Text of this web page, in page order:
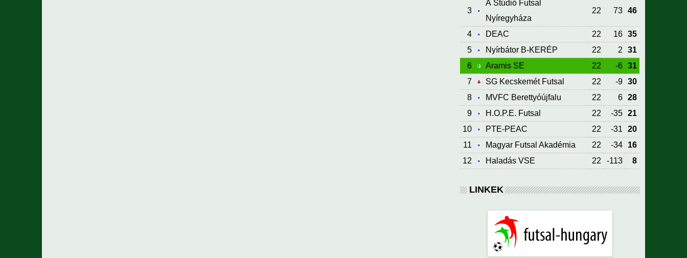
3
Á Stúdió Futsal
Nyíregyháza
22 73 46
4 DEAC 22 16
35
5
Nyírbátor B-KERÉP 22 2
31
6
Aramis SE 22 -6
31
7
SG Kecskemét Futsal 22 -9
30
8
MVFC Berettyóújfalu 22 6
28
9
H.O.P.E. Futsal 22 -35
21
10
PTE-PEAC 22 -31
20
11
Magyar Futsal Akadémia 22 -34
16
12
Haladás VSE 22 -113 8
LINKEK